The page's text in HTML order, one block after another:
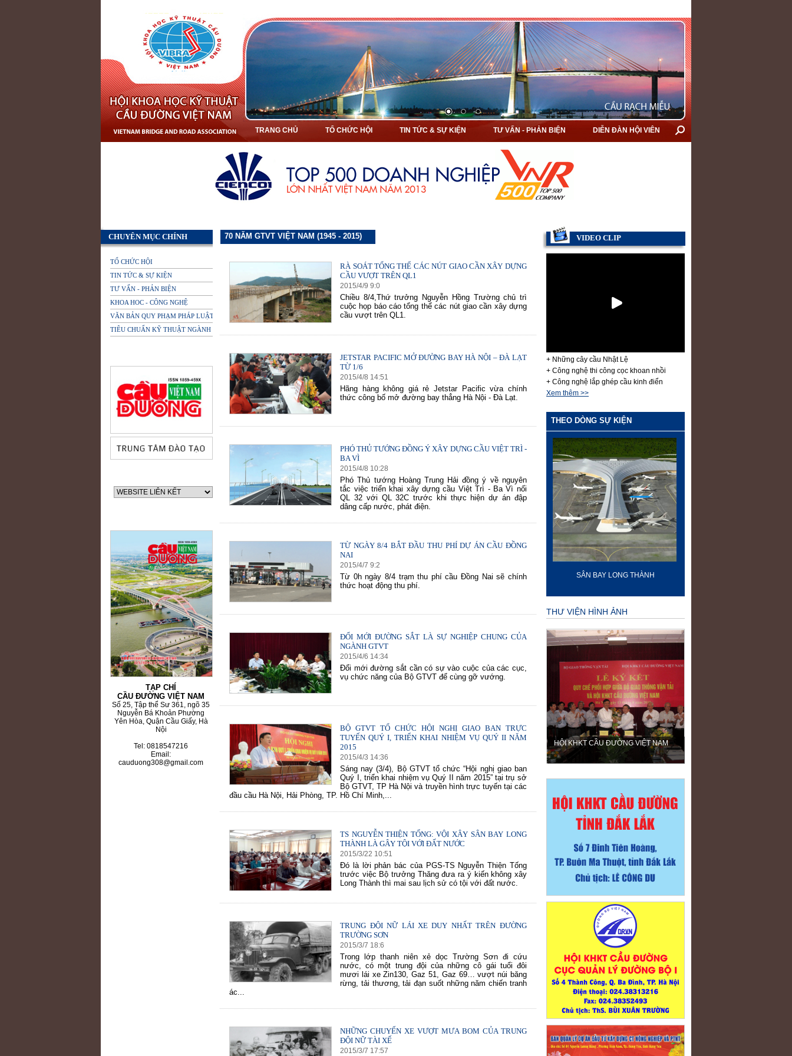
TRANG CHỦ TỔ CHỨC HỘI TIN TỨC & SỰ KIỆN TƯ VẤN - PHẢN BIỆN DIỄN ĐÀN HỘI VIÊN
CHUYÊN MỤC CHÍNH
TỔ CHỨC HỘI
TIN TỨC & SỰ KIỆN
TƯ VẤN - PHẢN BIỆN
KHOA HOC - CÔNG NGHỆ
VĂN BẢN QUY PHẠM PHÁP LUẬT
TIÊU CHUẨN KỸ THUẬT NGÀNH
TẠP CHÍ
CẦU ĐƯỜNG VIỆT NAM
Số 25, Tập thể Sư 361, ngõ 35
Nguyễn Bá Khoản Phường
Yên Hòa, Quận Cầu Giấy, Hà
Nội
Tel: 0818547216
Email:
cauduong308@gmail.com
70 NĂM GTVT VIỆT NAM (1945 - 2015)
RÀ SOÁT TỔNG THỂ CÁC NÚT GIAO CẦN XÂY DỰNG
CẦU VƯỢT TRÊN QL1
2015/4/9 9:0
Chiều 8/4,Thứ trưởng Nguyễn Hồng Trường chủ trì
cuộc họp báo cáo tổng thể các nút giao cần xây dựng
cầu vượt trên QL1.
JETSTAR PACIFIC MỞ ĐƯỜNG BAY HÀ NỘI – ĐÀ LẠT
TỪ 1/6
2015/4/8 14:51
Hãng hàng không giá rẻ Jetstar Pacific vừa chính
thức công bố mở đường bay thẳng Hà Nội - Đà Lạt.
PHÓ THỦ TƯỚNG ĐỒNG Ý XÂY DỰNG CẦU VIỆT TRÌ -
BA VÌ
2015/4/8 10:28
Phó Thủ tướng Hoàng Trung Hải đồng ý về nguyên
tắc việc triển khai xây dựng cầu Việt Trì - Ba Vì nối
QL 32 với QL 32C trước khi thực hiện dự án đập
dâng cấp nước, phát điện.
TỪ NGÀY 8/4 BẮT ĐẦU THU PHÍ DỰ ÁN CẦU ĐỒNG
NAI
2015/4/7 9:2
Từ 0h ngày 8/4 trạm thu phí cầu Đồng Nai sẽ chính
thức hoạt động thu phí.
ĐỔI MỚI ĐƯỜNG SẮT LÀ SỰ NGHIỆP CHUNG CỦA
NGÀNH GTVT
2015/4/6 14:34
Đổi mới đường sắt cần có sự vào cuộc của các cục,
vụ chức năng của Bộ GTVT để cùng gỡ vướng.
BỘ GTVT TỔ CHỨC HỘI NGHỊ GIAO BAN TRỰC
TUYẾN QUÝ I, TRIỂN KHAI NHIỆM VỤ QUÝ II NĂM
2015
2015/4/3 14:36
Sáng nay (3/4), Bộ GTVT tổ chức “Hội nghị giao ban
Quý I, triển khai nhiệm vụ Quý II năm 2015” tại trụ sở
Bộ GTVT, TP Hà Nội và truyền hình trực tuyến tại các
đầu cầu Hà Nội, Hải Phòng, TP. Hồ Chí Minh,...
TS NGUYỄN THIỆN TỐNG: VỘI XÂY SÂN BAY LONG
THÀNH LÀ GÂY TỘI VỚI ĐẤT NƯỚC
2015/3/22 10:51
Đó là lời phản bác của PGS-TS Nguyễn Thiện Tống
trước việc Bộ trưởng Thăng đưa ra ý kiến không xây
Long Thành thì mai sau lịch sử có tội với đất nước.
TRUNG ĐỘI NỮ LÁI XE DUY NHẤT TRÊN ĐƯỜNG
TRƯỜNG SƠN
2015/3/7 18:6
Trong lớp thanh niên xẻ dọc Trường Sơn đi cứu
nước, có một trung đội của những cô gái tuổi đôi
mươi lái xe Zin130, Gaz 51, Gaz 69… vượt núi băng
rừng, tải thương, tải đạn suốt những năm chiến tranh
ác...
NHỮNG CHUYẾN XE VƯỢT MƯA BOM CỦA TRUNG
ĐỘI NỮ TÀI XẾ
2015/3/7 17:57
VIDEO CLIP
+ Những cây cầu Nhật Lệ
+ Công nghệ thi công cọc khoan nhồi
+ Công nghệ lắp ghép cầu kinh điển
Xem thêm >>
THEO DÒNG SỰ KIỆN
60 NĂM ĐIỆN BIÊN PHỦ
70 NĂM GTVT VIỆT NAM (1945 -
2015)
SÂN BAY LONG THÀNH
THƯ VIỆN HÌNH ẢNH
HỘI KHKT CẦU ĐƯỜNG VIỆT NAM